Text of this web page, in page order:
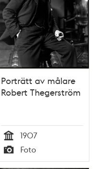
Porträtt av målare
Robert Thegerström
Tid
1907
Typ
Foto